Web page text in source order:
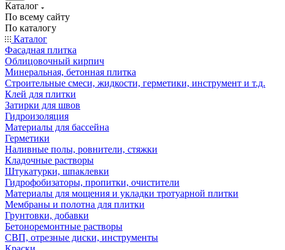
Каталог
По всему сайту
По каталогу
Каталог
Фасадная плитка
Облицовочный кирпич
Минеральная, бетонная плитка
Строительные смеси, жидкости, герметики, инструмент и т.д.
Клей для плитки
Затирки для швов
Гидроизоляция
Материалы для бассейна
Герметики
Наливные полы, ровнители, стяжки
Кладочные растворы
Штукатурки, шпаклевки
Гидрофобизаторы, пропитки, очистители
Материалы для мощения и укладки тротуарной плитки
Мембраны и полотна для плитки
Грунтовки, добавки
Бетоноремонтные растворы
СВП, отрезные диски, инструменты